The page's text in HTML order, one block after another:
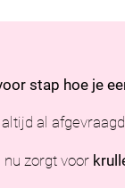
stap hoe je
al
nu zorgt voor